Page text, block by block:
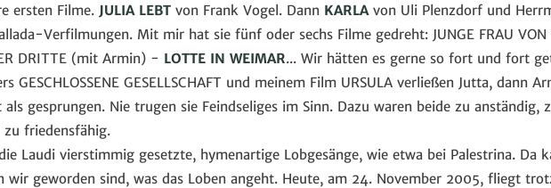
ersten Filme. JULIA LEBT von Frank Vogel. Dann KARLAvon Uli Plenzdorf und
Verfilmungen. Mit mir hat sie fünf oder sechs Filme gedreht: JUNGE FRAU
DRITTE (mit Armin) - LOTTE IN WEIMAR... Wir hätten es gerne so fort und fort
GESCHLOSSENE GESELLSCHAFT und meinem Film URSULA verließen Jutta, dann
als gesprungen. Nie trugen sie Feindseliges im Sinn. Dazu waren beide zu anständig,
friedensfähig.
Laudi vierstimmig gesetzte, hymenartige Lobgesänge, wie etwa bei Palestrina. Da
wir geworden sind, was das Loben angeht. Heute, am 24. November 2005, fliegt